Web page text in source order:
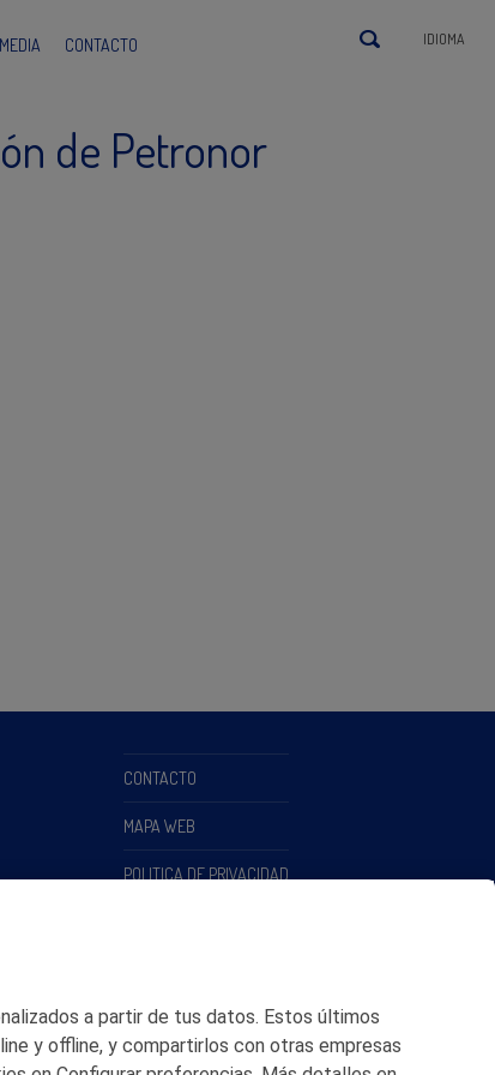
CONTACTO IDIOMA
de Petronor
CONTACTO
MAPA WEB
POLITICA DE PRIVACIDAD
CANAL DE ÉTICA
a partir de tus datos. Estos últimos
y offline, y compartirlos con otras empresas